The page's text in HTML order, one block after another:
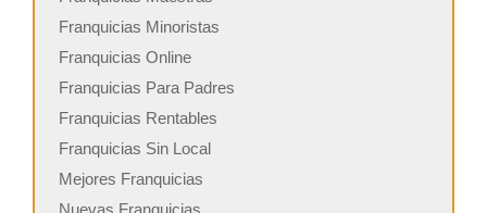
Franquicias Minoristas
Franquicias Online
Franquicias Para Padres
Franquicias Rentables
Franquicias Sin Local
Mejores Franquicias